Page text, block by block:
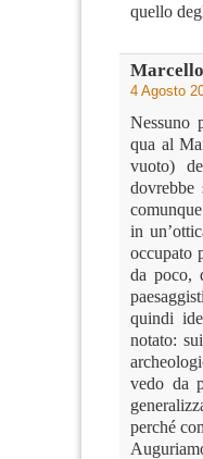
quello
4 Agosto
Nessuno
qua al
vuoto)
dovrebbe
in
occupato
da poco,
quindi
notato:
vedo da
perché